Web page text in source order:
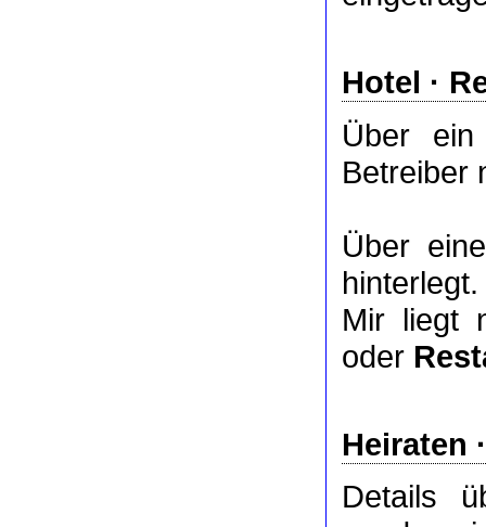
Hotel ·
Über
Betreiber
Über
hinterlegt.
Mir liegt
oder
Heiraten
Details